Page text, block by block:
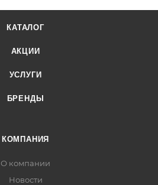
КАТАЛОГ
АКЦИИ
УСЛУГИ
БРЕНДЫ
КОМПАНИЯ
О компании
Новости